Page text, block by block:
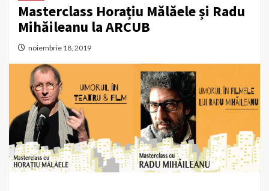
Masterclass Horațiu Mălăele și Radu
Mihăileanu la ARCUB
noiembrie 18, 2019